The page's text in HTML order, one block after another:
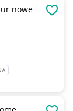
nowe